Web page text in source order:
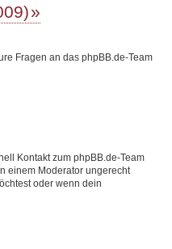
Fragen an das phpBB.de-Team
Kontakt zum phpBB.de-Team
einem Moderator ungerecht
oder wenn dein